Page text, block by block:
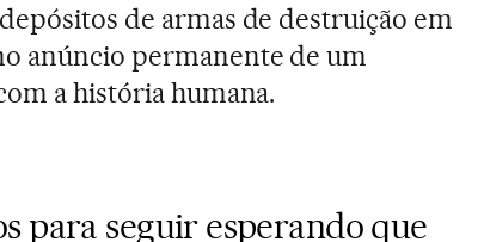
de armas de destruição em
anúncio permanente de um
a história humana.
para seguir esperando que